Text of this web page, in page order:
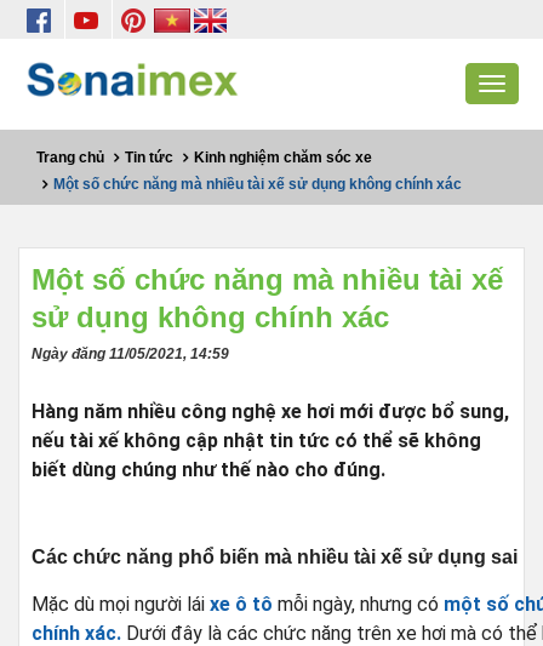
Toggle
Trang chủ Tin tức
Kinh nghiệm chăm sóc xe
Một số chức năng mà nhiều tài xế sử dụng không chính xác
Một số chức năng mà nhiều tài xế
sử dụng không chính xác
Ngày đăng 11/05/2021, 14:59
Hàng năm nhiều công nghệ xe hơi mới được bổ sung,
nếu tài xế không cập nhật tin tức có thể sẽ không
biết dùng chúng như thế nào cho đúng.
Các chức năng phổ biến mà nhiều tài xế sử dụng sai
Mặc dù mọi người lái xe ô tô mỗi ngày, nhưng có một số
chính xác. Dưới đây là các chức năng trên xe hơi mà có thể